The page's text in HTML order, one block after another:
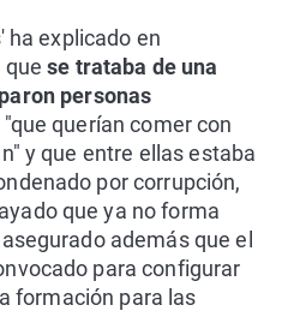
ha explicado en
quese trataba de una
personas
"que querían comer con
y que entre ellas estaba
por corrupción,
que ya no forma
además que el
para configurar
formación para las